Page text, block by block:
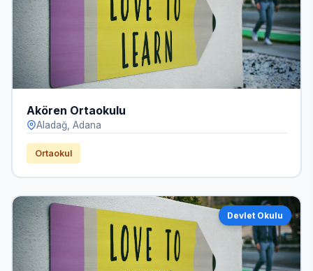
Akören Ortaokulu
Aladağ, Adana
Ortaokul
Devlet Okulu